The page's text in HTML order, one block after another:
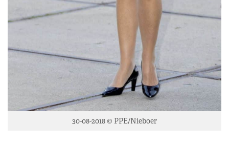
30-08-2018 © PPE/Nieboer